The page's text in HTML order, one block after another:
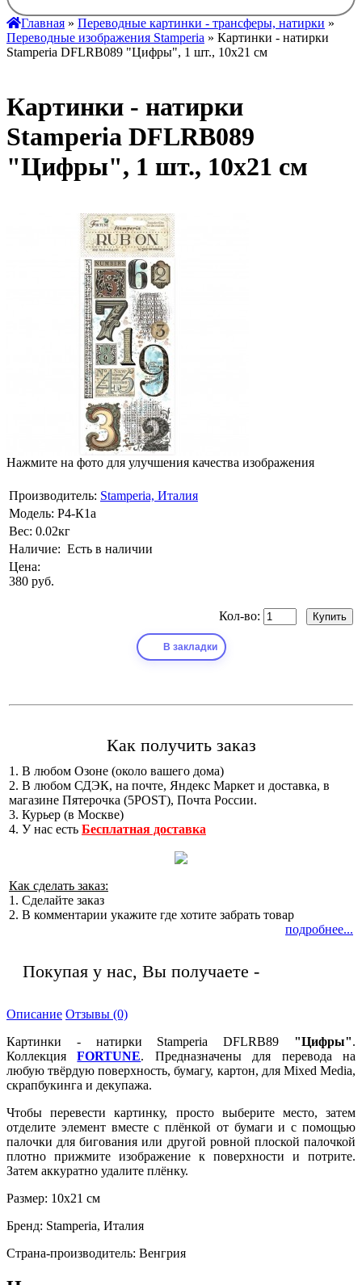
Главная » Переводные картинки - трансферы, натирки »
Переводные изображения Stamperia » Картинки - натирки
Stamperia DFLRB089 "Цифры", 1 шт., 10х21 см
Картинки - натирки
Stamperia DFLRB089
"Цифры", 1 шт., 10х21 см
Нажмите на фото для улучшения качества изображения
Производитель: Stamperia, Италия
Модель: Р4-К1а
Вес: 0.02кг
Наличие: Есть в наличии
Цена:
380 руб.
Кол-во:
В закладки
Как получить заказ
1. В любом Озоне (около вашего дома)
2. В любом СДЭК, на почте, Яндекс Маркет и доставка, в
магазине Пятерочка (5POST), Почта России.
3. Курьер (в Москве)
4. У нас есть Бесплатная доставка
Как сделать заказ:
1. Сделайте заказ
2. В комментарии укажите где хотите забрать товар
подробнее...
Покупая у нас, Вы получаете -
Описание Отзывы (0)
Картинки - натирки Stamperia DFLRB89 "Цифры".
КоллекцияFORTUNE. Предназначены для перевода на
любую твёрдую поверхность, бумагу, картон, для Mixed Media,
скрапбукинга и декупажа.
Чтобы перевести картинку, просто выберите место, затем
отделите элемент вместе с плёнкой от бумаги и с помощью
палочки для бигования или другой ровной плоской палочкой
плотно прижмите изображение к поверхности и потрите.
Затем аккуратно удалите плёнку.
Размер: 10х21 см
Бренд: Stamperia, Италия
Страна-производитель: Венгрия